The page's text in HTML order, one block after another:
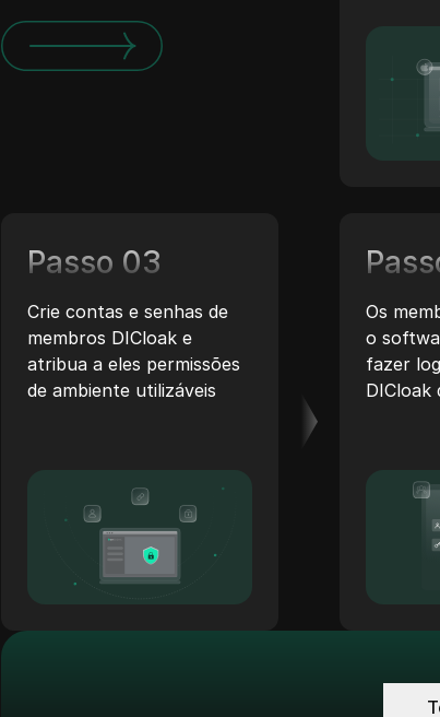
Passo 03
Crie contas e senhas de
membros DICloak e
atribua a eles permissões
de ambiente utilizáveis
Os
o
fazer
DICloak